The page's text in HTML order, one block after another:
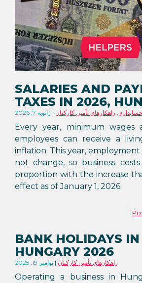
SALARIES AND
TAXES IN 2026,
ژانویه 7, 2026 , راهکارهای تأمین کارکنان
Every year, minimum wages
employees can receive a
inflation. This year,
not change, so business
proportion with the increase
effect as of January 1, 2026.
BANK HOLIDAYS IN
HUNGARY 2026
نوامبر 19, 2025 راهکارهای تأمین کارکنان
Operating a business in